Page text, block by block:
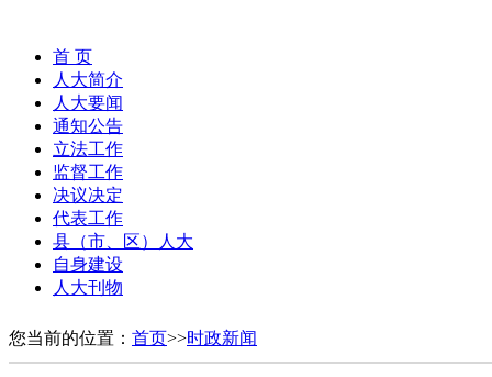
首 页
人大简介
人大要闻
通知公告
立法工作
监督工作
决议决定
代表工作
县（市、区）人大
自身建设
人大刊物
您当前的位置： 首页>>时政新闻